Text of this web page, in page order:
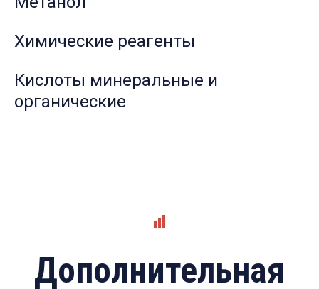
Химические реагенты
Кислоты минеральные и
органические
Дополнительная